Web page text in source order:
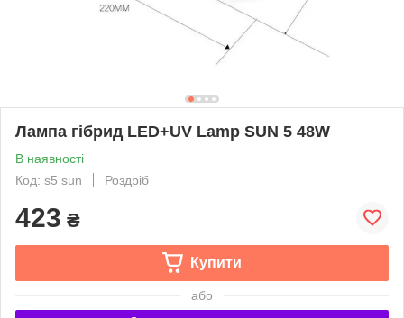
Лампа гібрид LED+UV Lamp SUN 5 48W
В наявності
Код: s5 sun
Роздріб
423 ₴
Купити
або